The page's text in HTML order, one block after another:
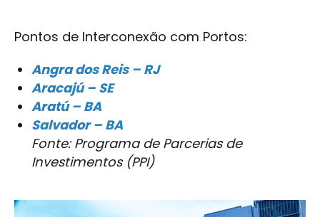
Pontos de Interconexão com Portos:
Angra dos Reis – RJ
Aracajú – SE
Aratú – BA
Salvador – BA
Fonte: Programa de Parcerias de
Investimentos (PPI)